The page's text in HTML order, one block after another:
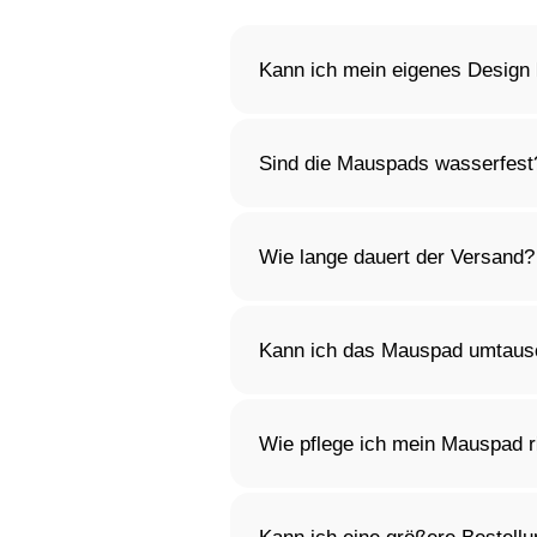
Kann ich mein eigenes Design
wir kümmern uns um den
Sind die Mauspads
sodass dein Mauspad lange
Wie lange dauert der Versand?
Designs kann es etwas länger
Kann ich das Mauspad
personalisierte Produkte
Wie pflege ich mein Mauspad